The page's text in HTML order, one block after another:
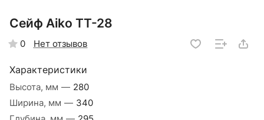
Сейф Aiko TT-28
0 Нет отзывов
Характеристики
Высота, мм — 280
Ширина, мм — 340